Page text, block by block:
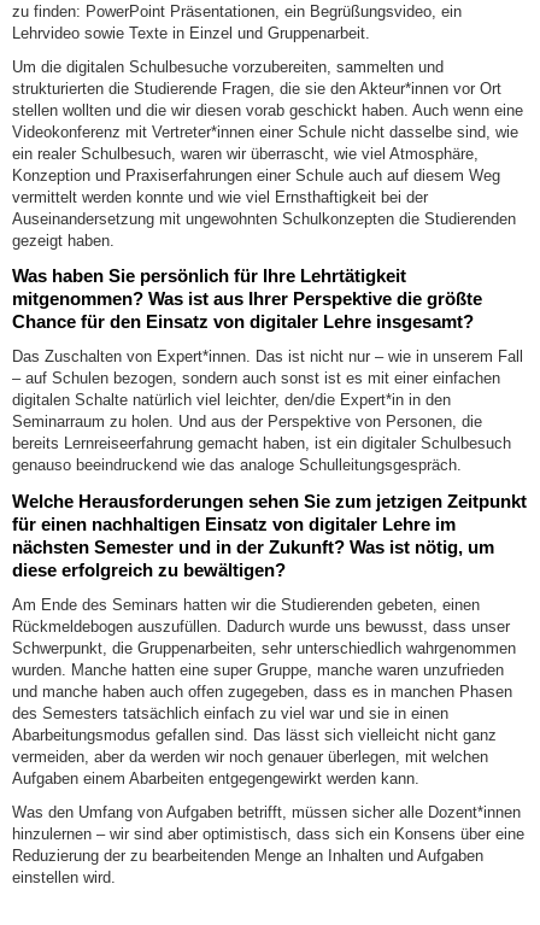
zu finden: PowerPoint Präsentationen, ein Begrüßungsvideo, ein
Lehrvideo sowie Texte in Einzel und Gruppenarbeit.
Um die digitalen Schulbesuche vorzubereiten, sammelten und
strukturierten die Studierende Fragen, die sie den Akteur*innen vor Ort
stellen wollten und die wir diesen vorab geschickt haben. Auch wenn eine
Videokonferenz mit Vertreter*innen einer Schule nicht dasselbe sind, wie
ein realer Schulbesuch, waren wir überrascht, wie viel Atmosphäre,
Konzeption und Praxiserfahrungen einer Schule auch auf diesem Weg
vermittelt werden konnte und wie viel Ernsthaftigkeit bei der
Auseinandersetzung mit ungewohnten Schulkonzepten die Studierenden
gezeigt haben.
Was haben Sie persönlich für Ihre Lehrtätigkeit
mitgenommen? Was ist aus Ihrer Perspektive die größte
Chance für den Einsatz von digitaler Lehre insgesamt?
Das Zuschalten von Expert*innen. Das ist nicht nur – wie in unserem Fall
– auf Schulen bezogen, sondern auch sonst ist es mit einer einfachen
digitalen Schalte natürlich viel leichter, den/die Expert*in in den
Seminarraum zu holen. Und aus der Perspektive von Personen, die
bereits Lernreiseerfahrung gemacht haben, ist ein digitaler Schulbesuch
genauso beeindruckend wie das analoge Schulleitungsgespräch.
Welche Herausforderungen sehen Sie zum jetzigen Zeitpunkt
für einen nachhaltigen Einsatz von digitaler Lehre im
nächsten Semester und in der Zukunft? Was ist nötig, um
diese erfolgreich zu bewältigen?
Am Ende des Seminars hatten wir die Studierenden gebeten, einen
Rückmeldebogen auszufüllen. Dadurch wurde uns bewusst, dass unser
Schwerpunkt, die Gruppenarbeiten, sehr unterschiedlich wahrgenommen
wurden. Manche hatten eine super Gruppe, manche waren unzufrieden
und manche haben auch offen zugegeben, dass es in manchen Phasen
des Semesters tatsächlich einfach zu viel war und sie in einen
Abarbeitungsmodus gefallen sind. Das lässt sich vielleicht nicht ganz
vermeiden, aber da werden wir noch genauer überlegen, mit welchen
Aufgaben einem Abarbeiten entgegengewirkt werden kann.
Was den Umfang von Aufgaben betrifft, müssen sicher alle Dozent*innen
hinzulernen – wir sind aber optimistisch, dass sich ein Konsens über eine
Reduzierung der zu bearbeitenden Menge an Inhalten und Aufgaben
einstellen wird.